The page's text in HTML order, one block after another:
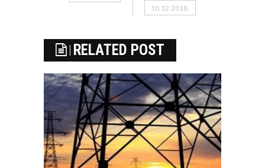
10.12.2018.
RELATED POST